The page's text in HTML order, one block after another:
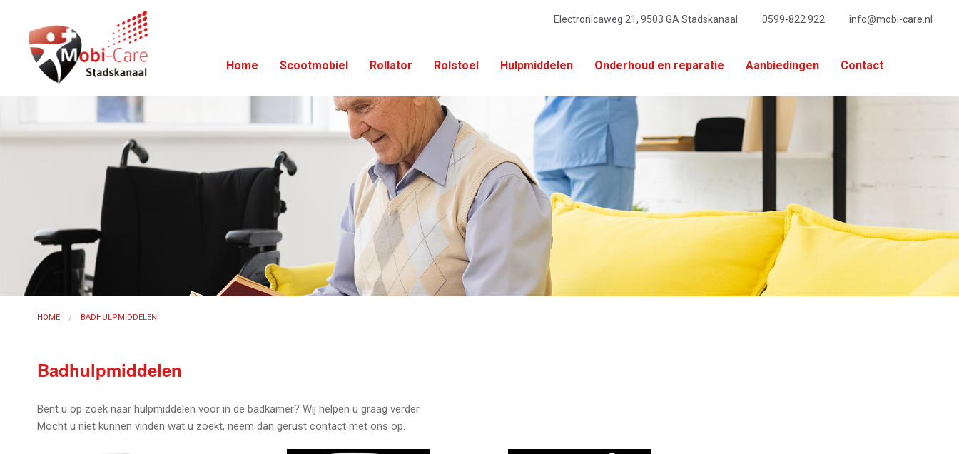
Electronicaweg 21, 9503 GA Stadskanaal 0599-822 922 info@mobi-care.nl
Home Scootmobiel Rollator Rolstoel Hulpmiddelen Onderhoud en reparatie Aanbiedingen Contact
HOME BADHULPMIDDELEN
Badhulpmiddelen
Bent u op zoek naar hulpmiddelen voor in de badkamer? Wij helpen u graag verder.
Mocht u niet kunnen vinden wat u zoekt, neem dan gerust contact met ons op.